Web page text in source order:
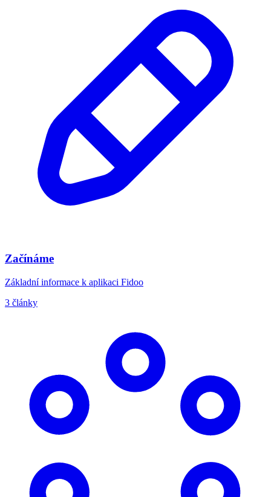
Začínáme
Základní informace k aplikaci Fidoo
3 články